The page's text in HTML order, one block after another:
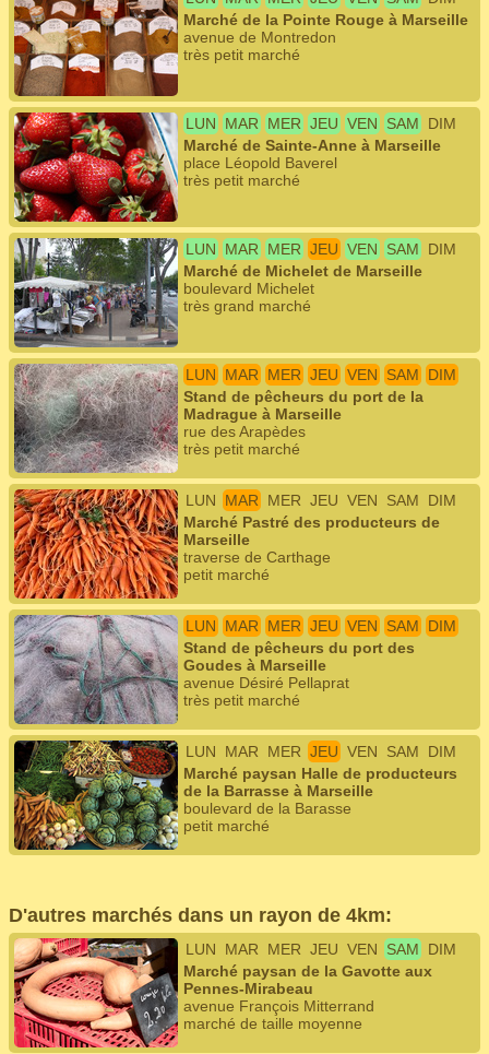
Marché de la Pointe Rouge à Marseille
avenue de Montredon
très petit marché
LUN MAR MER JEU VEN SAM
DIM
Marché de Sainte-Anne à Marseille
place Léopold Baverel
très petit marché
LUN MAR MER JEU VEN SAM
DIM
Marché de Michelet de Marseille
boulevard Michelet
très grand marché
LUN MAR MER JEU VEN SAM
DIM
Stand de pêcheurs du port de la
Madrague à Marseille
rue des Arapèdes
très petit marché
LUN MAR MER JEU VEN SAM
DIM
Marché Pastré des producteurs de
Marseille
traverse de Carthage
petit marché
LUN MAR MER JEU VEN SAM
DIM
Stand de pêcheurs du port des
Goudes à Marseille
avenue Désiré Pellaprat
très petit marché
LUN MAR MER JEU VEN SAM
DIM
Marché paysan Halle de producteurs
de la Barrasse à Marseille
boulevard de la Barasse
petit marché
D'autres marchés dans un rayon de 4km:
LUN MAR MER JEU VEN SAM
DIM
Marché paysan de la Gavotte aux
Pennes-Mirabeau
avenue François Mitterrand
marché de taille moyenne